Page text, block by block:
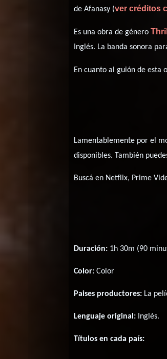
de Afanasy (ver créditos
Es una obra de género
Inglés. La banda sonora
En cuanto al guión de esta
Lamentablemente por el
disponibles. También
Buscá en Netflix, Prime
Duración: 1h 30m (90
Color: Color
Paises productores: La
Lenguaje original: Inglés.
Títulos en cada país: